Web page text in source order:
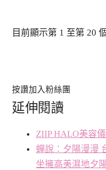
目前顯示第 1 至第 20
按讚加入粉絲團
延伸閱讀
ZIIP HALO美容
蟬說：夕陽漫漫
坐擁高美濕地夕